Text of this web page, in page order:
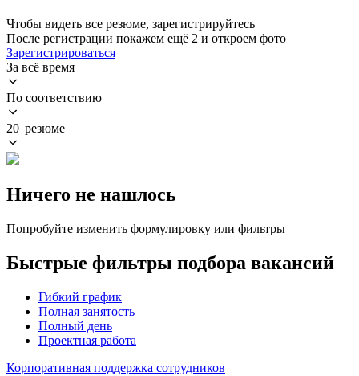
Чтобы видеть все резюме, зарегистрируйтесь
После регистрации покажем ещё 2 и откроем фото
Зарегистрироваться
За всё время
По соответствию
20 резюме
Ничего не нашлось
Попробуйте изменить формулировку или фильтры
Быстрые фильтры подбора вакансий
Гибкий график
Полная занятость
Полный день
Проектная работа
Корпоративная поддержка сотрудников